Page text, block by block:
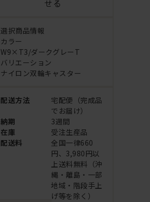
せる
選択商品情報
カラー
W9×T3/ダークグレーT
バリエーション
ナイロン双輪キャスター
配送方法
宅配便（完成品
でお届け）
納期
3週間
在庫
受注生産品
配送料
全国一律660
円、3,980円以
上送料無料（沖
縄・離島・一部
地域・階段手上
げ等を除く）